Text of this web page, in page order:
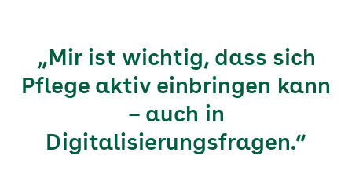
„Mir ist wichtig, dass sich
Pflege aktiv einbringen kann
– auch in
Digitalisierungsfragen.“